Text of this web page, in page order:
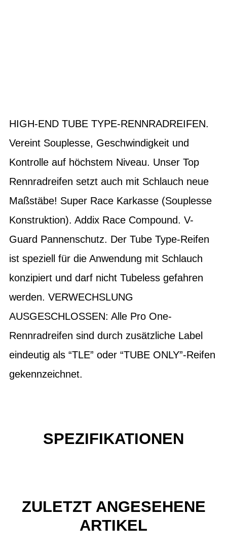
HIGH-END TUBE TYPE-RENNRADREIFEN.
Vereint Souplesse, Geschwindigkeit und
Kontrolle auf höchstem Niveau. Unser Top
Rennradreifen setzt auch mit Schlauch neue
Maßstäbe! Super Race Karkasse (Souplesse
Konstruktion). Addix Race Compound. V-
Guard Pannenschutz. Der Tube Type-Reifen
ist speziell für die Anwendung mit Schlauch
konzipiert und darf nicht Tubeless gefahren
werden. VERWECHSLUNG
AUSGESCHLOSSEN: Alle Pro One-
Rennradreifen sind durch zusätzliche Label
eindeutig als “TLE” oder “TUBE ONLY”-Reifen
gekennzeichnet.
SPEZIFIKATIONEN
ZULETZT ANGESEHENE
ARTIKEL